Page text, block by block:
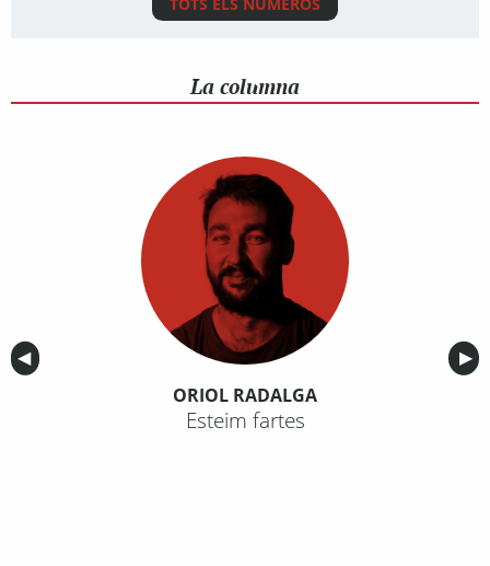
La columna
Anterior
◀︎ ▶︎
ORIOL RADALGA
Esteim fartes